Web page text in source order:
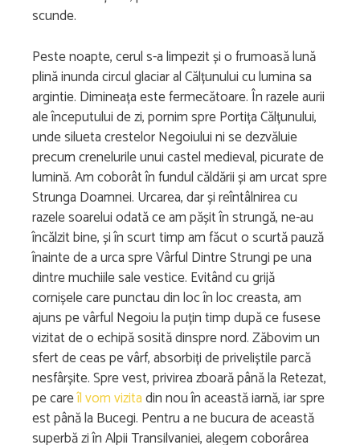
scunde.
Peste noapte, cerul s-a limpezit și o frumoasă lună
plină inunda circul glaciar al Călțunului cu lumina sa
argintie. Dimineața este fermecătoare. În razele aurii
ale începutului de zi, pornim spre Portița Călțunului,
unde silueta crestelor Negoiului ni se dezvăluie
precum crenelurile unui castel medieval, picurate de
lumină. Am coborât în fundul căldării și am urcat spre
Strunga Doamnei. Urcarea, dar și reîntâlnirea cu
razele soarelui odată ce am pășit în strungă, ne-au
încălzit bine, și în scurt timp am făcut o scurtă pauză
înainte de a urca spre Vârful Dintre Strungi pe una
dintre muchiile sale vestice. Evitând cu grijă
cornișele care punctau din loc în loc creasta, am
ajuns pe vârful Negoiu la puțin timp după ce fusese
vizitat de o echipă sosită dinspre nord. Zăbovim un
sfert de ceas pe vârf, absorbiți de priveliștile parcă
nesfârșite. Spre vest, privirea zboară până la Retezat,
pe careîl vom vizitadin nou în această iarnă, iar spre
est până la Bucegi. Pentru a ne bucura de această
superbă zi în Alpii Transilvaniei, alegem coborârea